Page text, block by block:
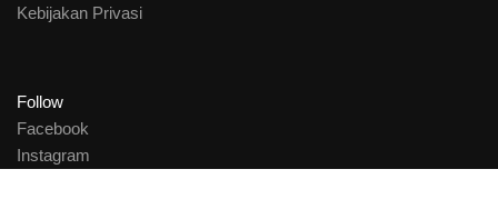
Kebijakan Privasi
Follow
Facebook
Instagram